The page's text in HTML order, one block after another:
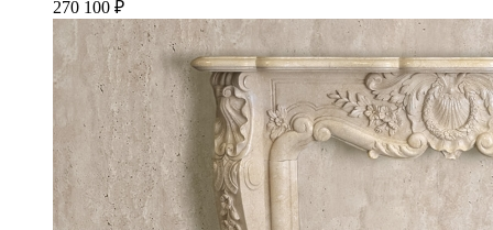
270 100 ₽